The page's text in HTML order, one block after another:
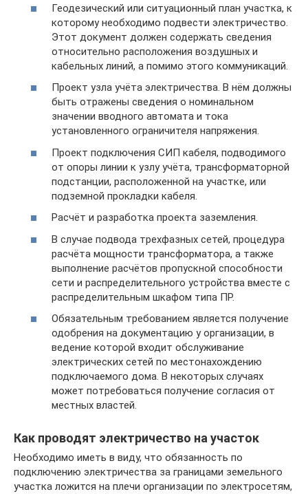
Геодезический или ситуационный план участка, к
которому необходимо подвести электричество.
Этот документ должен содержать сведения
относительно расположения воздушных и
кабельных линий, а помимо этого коммуникаций.
Проект узла учёта электричества. В нём должны
быть отражены сведения о номинальном
значении вводного автомата и тока
установленного ограничителя напряжения.
Проект подключения СИП кабеля, подводимого
от опоры линии к узлу учёта, трансформаторной
подстанции, расположенной на участке, или
подземной прокладки кабеля.
Расчёт и разработка проекта заземления.
В случае подвода трехфазных сетей, процедура
расчёта мощности трансформатора, а также
выполнение расчётов пропускной способности
сети и распределительного устройства вместе с
распределительным шкафом типа ПР.
Обязательным требованием является получение
одобрения на документацию у организации, в
ведение которой входит обслуживание
электрических сетей по местонахождению
подключаемого дома. В некоторых случаях
может потребоваться получение согласия от
местных властей.
Как проводят электричество на участок
Необходимо иметь в виду, что обязанность по
подключению электричества за границами земельного
участка ложится на плечи организации по электросетям,